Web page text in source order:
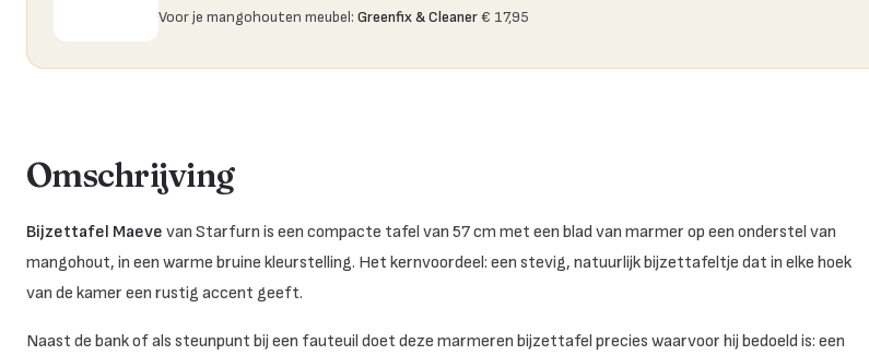
Voor je mangohouten meubel: Greenfix & Cleaner€ 17,95
Omschrijving
Bijzettafel Maeve van Starfurn is een compacte tafel van 57 cm met een blad van marmer op een onderstel van
mangohout, in een warme bruine kleurstelling. Het kernvoordeel: een stevig, natuurlijk bijzettafeltje dat in elke hoek
van de kamer een rustig accent geeft.
Naast de bank of als steunpunt bij een fauteuil doet deze marmeren bijzettafel precies waarvoor hij bedoeld is: een